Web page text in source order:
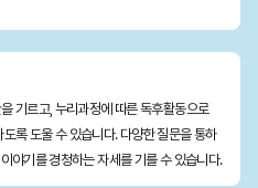
기르고, 누리과정에 따른 독후활동으로
록 도울 수 있습니다. 다양한 질문을 통하
야기를 경청하는 자세를 기를 수 있습니다.